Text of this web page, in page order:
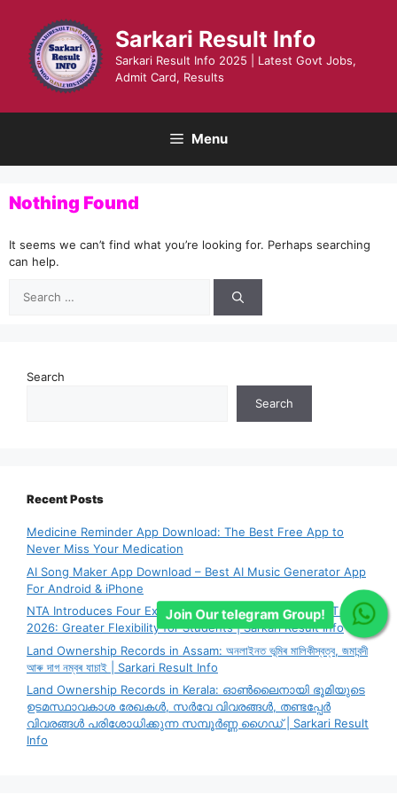
content
Sarkari Result Info
Sarkari Result Info 2025 | Latest Govt Jobs,
Admit Card, Results
Menu
Nothing Found
It seems we can’t find what you’re looking for. Perhaps searching
can help.
for:
Search
Search
Recent Posts
Medicine Reminder App Download: The Best Free App to
Never Miss Your Medication
AI Song Maker App Download – Best AI Music Generator App
For Android & iPhone
NTA Introduces Four Exam City Choice System for CUET PG
2026: Greater Flexibility for Students | Sarkari Result Info
Land Ownership Records in Assam: অনলাইনত ভূমিৰ মালিকীস্বত্ব, জমাবন্দী
আৰু দাগ নম্বৰ যাচাই | Sarkari Result Info
Land Ownership Records in Kerala: ഓൺലൈനായി ഭൂമിയുടെ
ഉടമസ്ഥാവകാശ രേഖകൾ, സർവേ വിവരങ്ങൾ, തണ്ടപ്പേർ
വിവരങ്ങൾ പരിശോധിക്കുന്ന സമ്പൂർണ്ണ ഗൈഡ് | Sarkari Result
Info
Join Our telegram Group!